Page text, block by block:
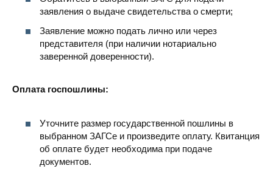
заявления о выдаче свидетельства о смерти;
Заявление можно подать лично или через
представителя (при наличии нотариально
заверенной доверенности).
Оплата госпошлины:
Уточните размер государственной пошлины в
выбранном ЗАГСе и произведите оплату. Квитанция
об оплате будет необходима при подаче
документов.